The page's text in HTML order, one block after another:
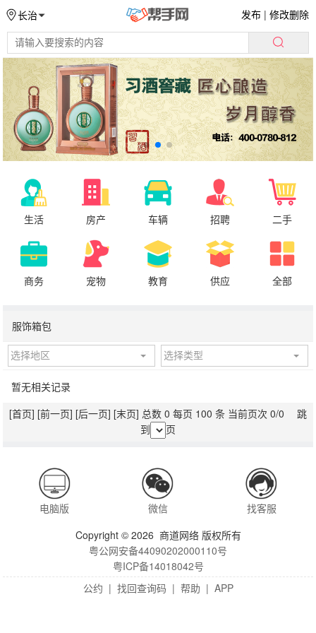
长治 发布 |修改删除
生活 房产 车辆 招聘 二手
商务 宠物 教育 供应 全部
服饰箱包
选择地区 选择类型
暂无相关记录
[首页] [前一页] [后一页] [末页] 总数 0 每页 100 条 当前页次 0/0 跳
到
页
电脑版 微信
找客服
Copyright © 2026 商道网络 版权所有
粤公网安备44090202000110号
粤ICP备14018042号
公约 | 找回查询码 | 帮助 | APP